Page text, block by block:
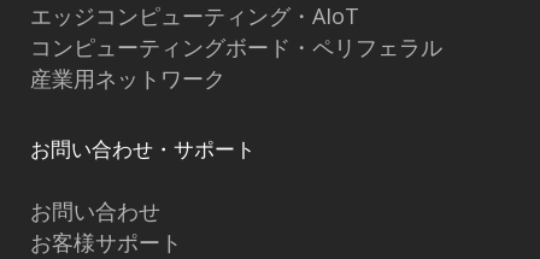
エッジコンピューティング・AIoT
コンピューティングボード・ペリフェラル
産業用ネットワーク
お問い合わせ・サポート
お問い合わせ
お客様サポート